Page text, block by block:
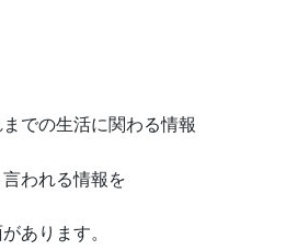
での生活に関わる情報
言われる情報を
あります。